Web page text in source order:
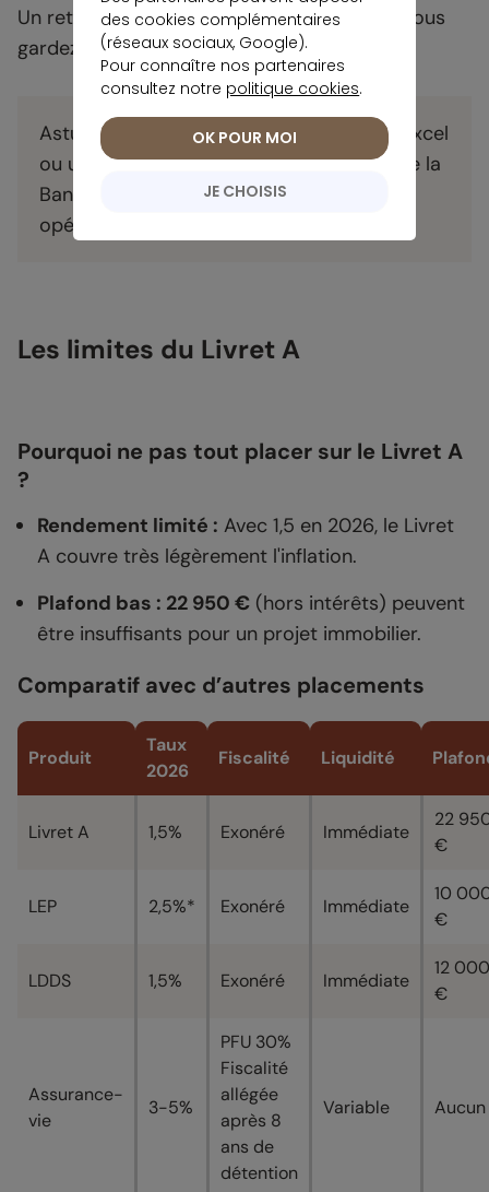
Un retrait le 10 avril sera déduit le 30 avril, vous
gardez les intérêts du 1er au 15.
Astuce : vous pouvez utiliser un tableau Excel
ou un simulateur en ligne (comme celui de la
Banque de France) pour planifier vos
opérations.
Les limites du Livret A
Pourquoi ne pas tout placer sur le Livret A
?
Rendement limité : Avec 1,5 en 2026, le Livret
A couvre très légèrement l'inflation.
Plafond bas : 22 950 € (hors intérêts) peuvent
être insuffisants pour un projet immobilier.
Comparatif avec d’autres placements
Produit
Taux
2026
Fiscalité Liquidité
Livret A 1,5% Exonéré Immédiate
22
€
LEP 2,5%* Exonéré Immédiate
10
€
LDDS 1,5% Exonéré Immédiate
12 000
€
Assurance-
vie
3-5%
PFU 30%
Fiscalité
allégée
après 8
ans de
détention
Variable Aucun
des cookies complémentaires
(réseaux sociaux, Google).
Pour connaître nos partenaires
consultez notre politique cookies.
JE CHOISIS
OK POUR MOI